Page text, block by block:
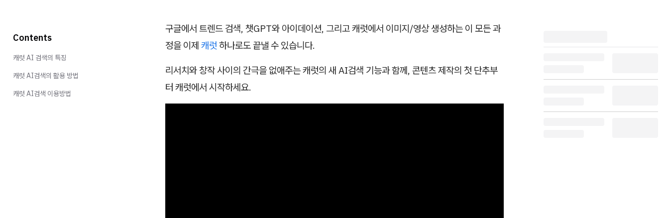
구글에서 트렌드 검색, 챗GPT와 아이데이션, 그리고 캐럿에서 이미지/영상 생성하는 이 모든 과
정을 이제 캐럿 하나로도 끝낼 수 있습니다.
리서치와 창작 사이의 간극을 없애주는 캐럿의 새 AI검색 기능과 함께, 콘텐츠 제작의 첫 단추부
터 캐럿에서 시작하세요.
Contents
캐럿 AI 검색의 특징
캐럿 AI검색의 활용 방법
캐럿 AI검색 이용방법